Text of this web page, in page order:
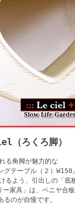
（ろくろ脚）
る角脚が魅力的な
グテーブル（２）
よう、引出しの「底
家具」は、ベニヤ合
のが自慢です。